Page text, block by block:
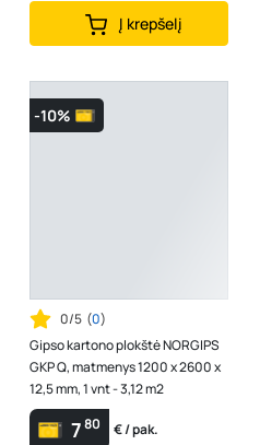
Į krepšelį
-10%
0/5 (0)
Gipso kartono plokštė NORGIPS
GKP Q, matmenys 1200 x 2600 x
12,5 mm, 1 vnt - 3,12 m2
780 € / pak.